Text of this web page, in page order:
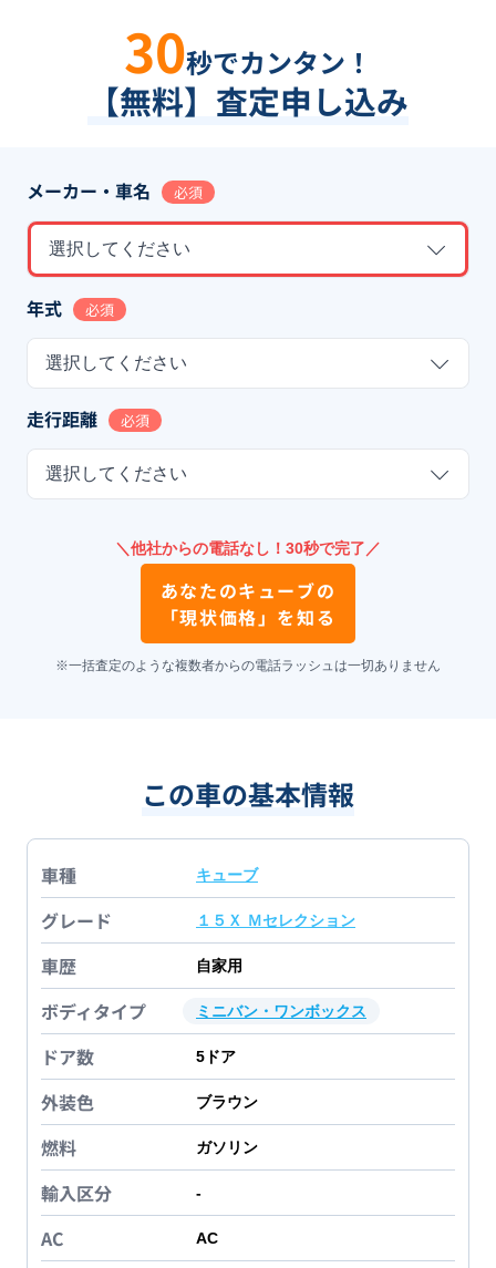
30秒でカンタン！
【無料】査定申し込み
メーカー・車名 必須
選択してください
年式 必須
選択してください
走行距離 必須
選択してください
＼他社からの電話なし！30秒で完了／
あなたのキューブの
「現状価格」を知る
※一括査定のような複数者からの電話ラッシュは一切ありません
この車の基本情報
車種 キューブ
グレード １５Ｘ Ｍセレクション
車歴 自家用
ボディタイプ ミニバン・ワンボックス
ドア数 5 ドア
外装色 ブラウン
燃料 ガソリン
輸入区分 -
AC AC